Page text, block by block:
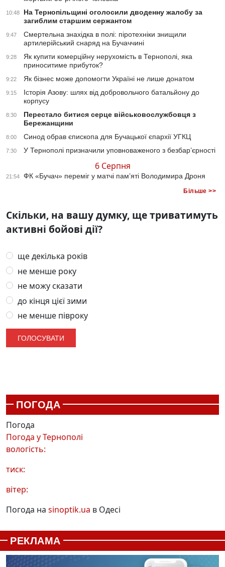
10:48
На Тернопільщині оголосили дводенну жалобу за
загиблим старшим сержантом
9:47
Смертельна знахідка в полі: піротехніки знищили
артилерійський снаряд на Бучаччині
9:28
Як купити комерційну нерухомість в Тернополі, яка
приноситиме прибуток?
9:22 Як бізнес може допомогти Україні не лише донатом
9:15
Історія Азову: шлях від добровольчого батальйону до
корпусу
8:30
Перестало битися серце військовослужбовця з
Бережанщини
8:00 Синод обрав єпископа для Бучацької єпархії УГКЦ
7:30 У Тернополі призначили уповноваженого з безбар’єрності
6 Серпня
21:54 ФК «Бучач» переміг у матчі пам’яті Володимира Дроня
Більше >>
Скільки, на вашу думку, ще триватимуть
активні бойові дії?
ще декілька років
не менше року
не можу сказати
до кінця цієї зими
не менше півроку
ПОГОДА
Погода
Погода уТернополі
вологість:
тиск:
вітер:
Погода на sinoptik.ua в Одесі
РЕКЛАМА